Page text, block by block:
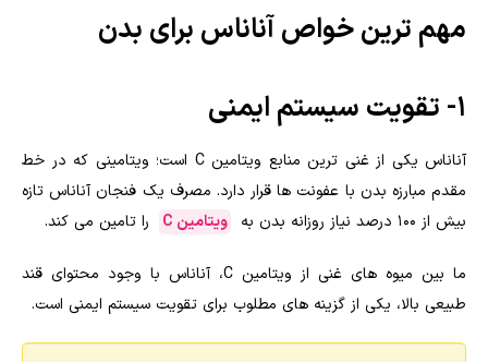
مهم ترین خواص آناناس برای بدن
۱- تقویت سیستم ایمنی
آناناس یکی از غنی ترین منابع ویتامین C است؛ ویتامینی که در خط
مقدم مبارزه بدن با عفونت ها قرار دارد. مصرف یک فنجان آناناس تازه
بیش از ۱۰۰ درصد نیاز روزانه بدن به
ویتامین C را تامین می کند.
ما بین میوه های غنی از ویتامین C، آناناس با وجود محتوای قند
طبیعی بالا، یکی از گزینه های مطلوب برای تقویت سیستم ایمنی است.